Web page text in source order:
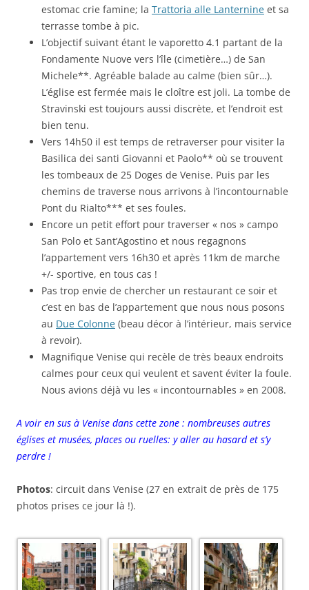
estomac crie famine; la Trattoria alle Lanternine et sa
terrasse tombe à pic.
L’objectif suivant étant le vaporetto 4.1 partant de la
Fondamente Nuove vers l’île (cimetière…) de San
Michele**. Agréable balade au calme (bien sûr…).
L’église est fermée mais le cloître est joli. La tombe de
Stravinski est toujours aussi discrète, et l’endroit est
bien tenu.
Vers 14h50 il est temps de retraverser pour visiter la
Basilica dei santi Giovanni et Paolo** où se trouvent
les tombeaux de 25 Doges de Venise. Puis par les
chemins de traverse nous arrivons à l’incontournable
Pont du Rialto*** et ses foules.
Encore un petit effort pour traverser « nos » campo
San Polo et Sant’Agostino et nous regagnons
l’appartement vers 16h30 et après 11km de marche
+/- sportive, en tous cas !
Pas trop envie de chercher un restaurant ce soir et
c’est en bas de l’appartement que nous nous posons
au Due Colonne (beau décor à l’intérieur, mais service
à revoir).
Magnifique Venise qui recèle de très beaux endroits
calmes pour ceux qui veulent et savent éviter la foule.
Nous avions déjà vu les « incontournables » en 2008.
A voir en sus à Venise dans cette zone : nombreuses autres
églises et musées, places ou ruelles: y aller au hasard et s’y
perdre !
Photos: circuit dans Venise (27 en extrait de près de 175
photos prises ce jour là !).